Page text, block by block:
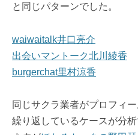
と同じパターンでした。
waiwaitalk井口亮介
出会いマントーク北川綾香
burgerchat里村涼香
同じサクラ業者がプロフィ
繰り返しているケースが分